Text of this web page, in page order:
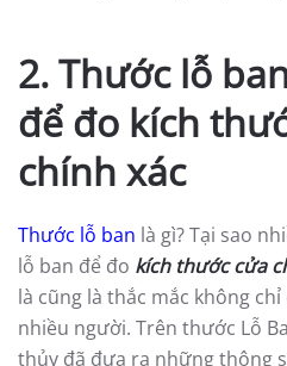
2. Thước lỗ
để đo kích
chính xác
Thước lỗ ban là gì? Tại sao
lỗ ban để đo kích thước cửa
là cũng là thắc mắc không
nhiều người. Trên thước Lỗ
thủy đã đưa ra những thông